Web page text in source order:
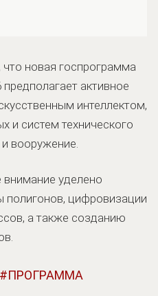
новая госпрограмма
активное
интеллектом,
и систем технического
вооружение.
уделено
полигонов, цифровизации
а также созданию
ПРОГРАММА